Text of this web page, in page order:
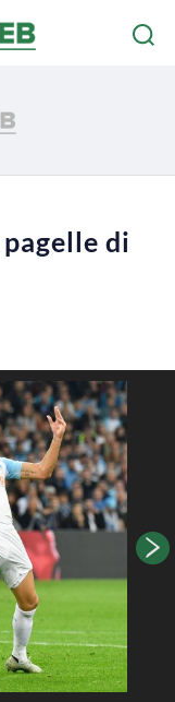
di